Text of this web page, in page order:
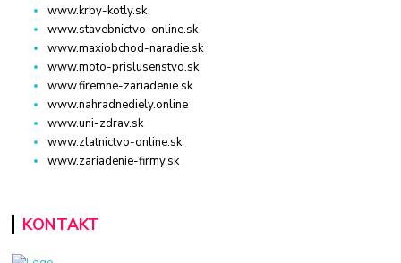
www.krby-kotly.sk
www.stavebnictvo-online.sk
www.maxiobchod-naradie.sk
www.moto-prislusenstvo.sk
www.firemne-zariadenie.sk
www.nahradnediely.online
www.uni-zdrav.sk
www.zlatnictvo-online.sk
www.zariadenie-firmy.sk
KONTAKT